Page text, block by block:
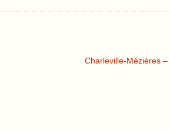
Charleville-Mézières